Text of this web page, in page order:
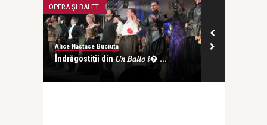
OPERA ȘI BALET
Alice Năstase Buciuta
Îndrăgostiții din 𝑈𝑛 𝐵𝑎𝑙𝑙𝑜 𝑖� ...